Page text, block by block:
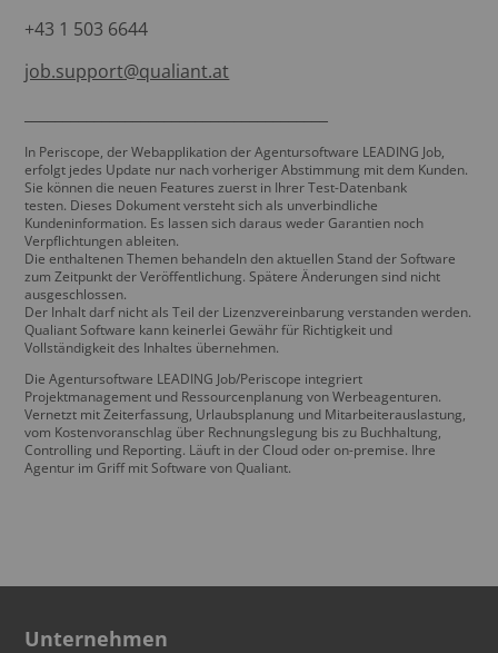
+43 1 503 6644
job.support@qualiant.at
In Periscope, der Webapplikation der Agentursoftware LEADING Job,
erfolgt jedes Update nur nach vorheriger Abstimmung mit dem Kunden.
Sie können die neuen Features zuerst in Ihrer Test-Datenbank
testen. Dieses Dokument versteht sich als unverbindliche
Kundeninformation. Es lassen sich daraus weder Garantien noch
Verpflichtungen ableiten.
Die enthaltenen Themen behandeln den aktuellen Stand der Software
zum Zeitpunkt der Veröffentlichung. Spätere Änderungen sind nicht
ausgeschlossen.
Der Inhalt darf nicht als Teil der Lizenzvereinbarung verstanden werden.
Qualiant Software kann keinerlei Gewähr für Richtigkeit und
Vollständigkeit des Inhaltes übernehmen.
Die Agentursoftware LEADING Job/Periscope integriert
Projektmanagement und Ressourcenplanung von Werbeagenturen.
Vernetzt mit Zeiterfassung, Urlaubsplanung und Mitarbeiterauslastung,
vom Kostenvoranschlag über Rechnungslegung bis zu Buchhaltung,
Controlling und Reporting. Läuft in der Cloud oder on-premise. Ihre
Agentur im Griff mit Software von Qualiant.
Unternehmen